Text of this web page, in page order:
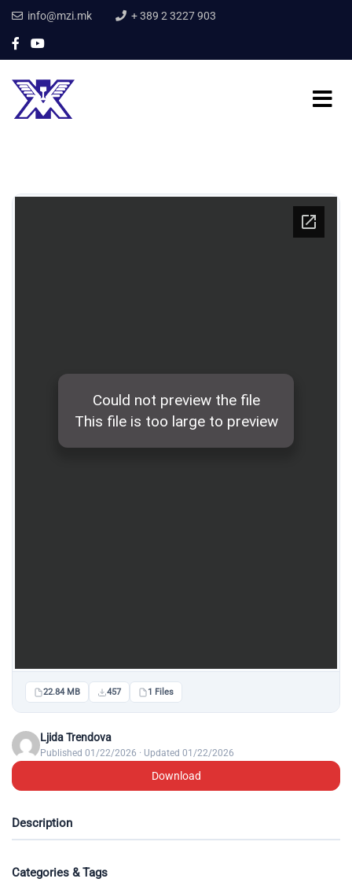
info@mzi.mk + 389 2 3227 903
22.84 MB 457 1 Files
Ljida Trendova
Published 01/22/2026 · Updated 01/22/2026
Download
Description
Categories & Tags